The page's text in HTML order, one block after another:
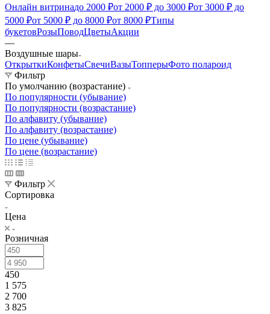
Онлайн витринадо 2000 ₽от 2000 ₽ до 3000 ₽от 3000 ₽ до
5000 ₽от 5000 ₽ до 8000 ₽от 8000 ₽Типы
букетовРозыПоводЦветыАкции
—
Воздушные шары
ОткрыткиКонфетыСвечиВазыТопперыФото полароид
Фильтр
По умолчанию (возрастание)
По популярности (убывание)
По популярности (возрастание)
По алфавиту (убывание)
По алфавиту (возрастание)
По цене (убывание)
По цене (возрастание)
Фильтр
Сортировка
Цена
Розничная
450
1 575
2 700
3 825